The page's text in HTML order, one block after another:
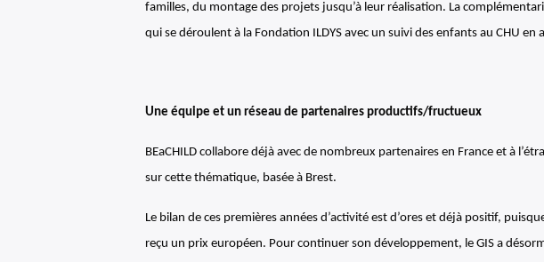
familles, du montage des projets jusqu’à leur réalisation. La
qui se déroulent à la Fondation ILDYS avec un suivi des enfants au CHU
Une équipe et un réseau de partenaires productifs/fructueux
BEaCHILD collabore déjà avec de nombreux partenaires en France et à
sur cette thématique, basée à Brest.
Le bilan de ces premières années d’activité est d’ores et déjà positif,
reçu un prix européen. Pour continuer son développement, le GIS a